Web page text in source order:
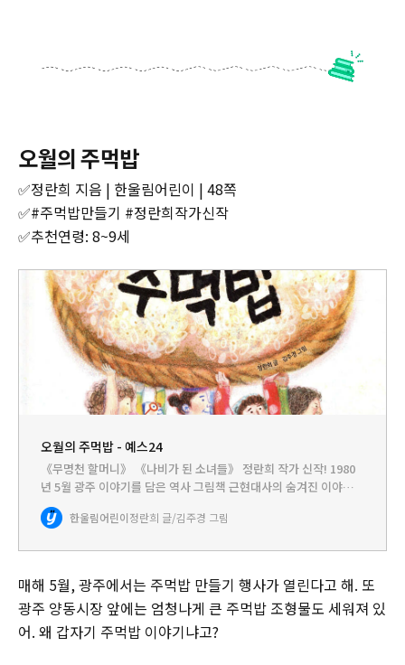
오월의 주먹밥
✅정란희 지음 | 한울림어린이 | 48쪽
✅#주먹밥만들기 #정란희작가신작
✅추천연령: 8~9세
오월의 주먹밥 - 예스24
《무명천 할머니》 《나비가 된 소녀들》 정란희 작가 신작! 1980
년 5월 광주 이야기를 담은 역사 그림책 근현대사의 숨겨진 이야기들
을 널리 알리는 데 힘쓰며 〈평화인권문학상〉을 수상한 바 있는 정
란희 작가의 역사 그림책 《오월의 주먹밥》이 출간되었습니다. 1…
한울림어린이정란희 글/김주경 그림
매해 5월, 광주에서는 주먹밥 만들기 행사가 열린다고 해. 또
광주 양동시장 앞에는 엄청나게 큰 주먹밥 조형물도 세워져 있
어. 왜 갑자기 주먹밥 이야기냐고?